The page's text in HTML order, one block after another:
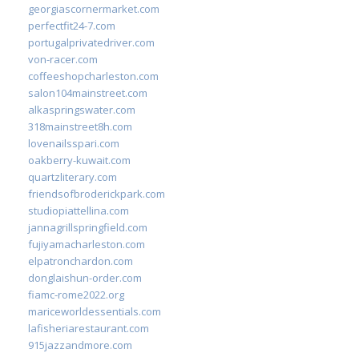
georgiascornermarket.com
perfectfit24-7.com
portugalprivatedriver.com
von-racer.com
coffeeshopcharleston.com
salon104mainstreet.com
alkaspringswater.com
318mainstreet8h.com
lovenailsspari.com
oakberry-kuwait.com
quartzliterary.com
friendsofbroderickpark.com
studiopiattellina.com
jannagrillspringfield.com
fujiyamacharleston.com
elpatronchardon.com
donglaishun-order.com
fiamc-rome2022.org
mariceworldessentials.com
lafisheriarestaurant.com
915jazzandmore.com